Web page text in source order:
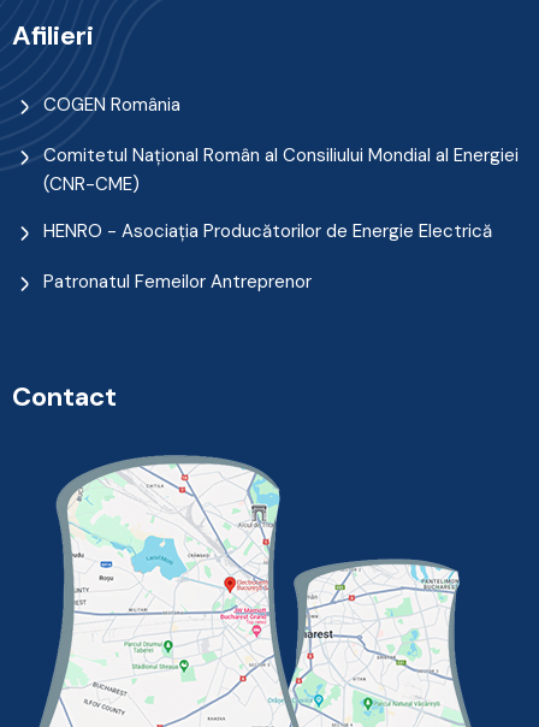
Afilieri
COGEN România
Comitetul Naţional Român al Consiliului Mondial al Energiei
(CNR-CME)
HENRO - Asociația Producătorilor de Energie Electrică
Patronatul Femeilor Antreprenor
Contact